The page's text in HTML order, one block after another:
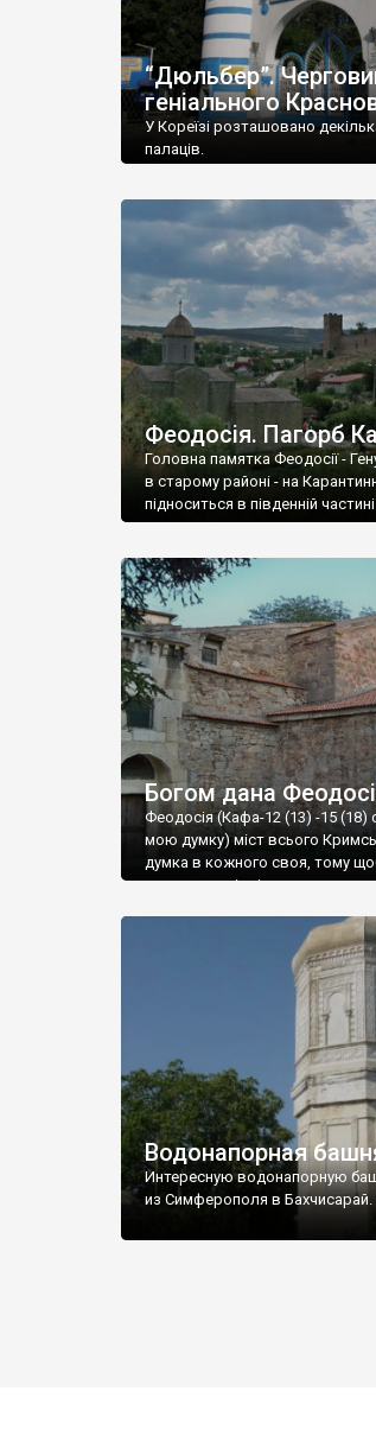
“Дюльбер”.
геніального
У Кореїзі розташовано
палаців.
Феодосія. Пагорб
Головна памятка Феодосії -
в старому районі - на
підноситься в південній
Богом дана
Феодосія (Кафа-12 (13) -15 (18)
мою думку) міст всього
думка в кожного своя, тому
запрошую відвідати це
Водонапорная
Интересную водонапорную
из Симферополя в Бахчисарай.